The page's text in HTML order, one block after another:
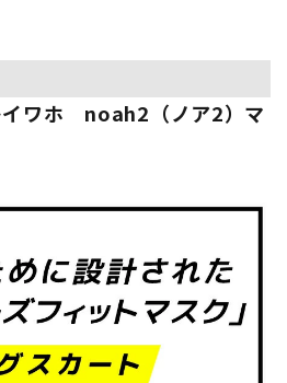
ワホ noah2（ノア2）マ